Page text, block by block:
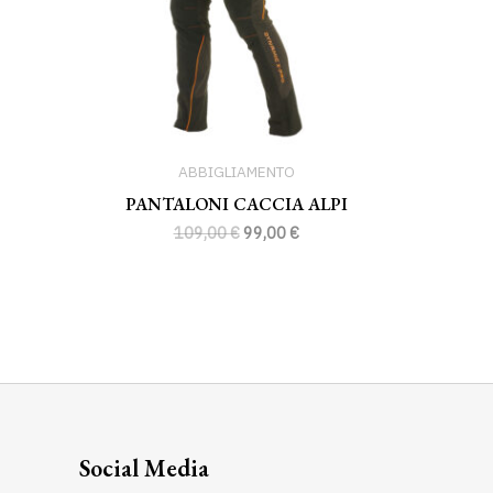
ABBIGLIAMENTO
PANTALONI CACCIA ALPI
109,00€ 99,00 €
Social Media